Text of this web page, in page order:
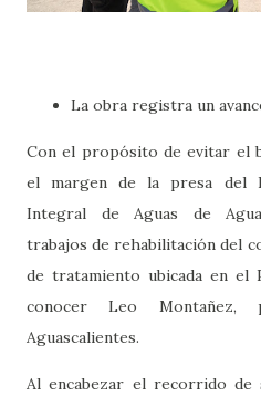
La obra registra un
Con el propósito de evitar el
el margen de la presa del
Integral de Aguas de
trabajos de rehabilitación del
de tratamiento ubicada en el
conocer Leo Montañez,
Aguascalientes.
Al encabezar el recorrido de